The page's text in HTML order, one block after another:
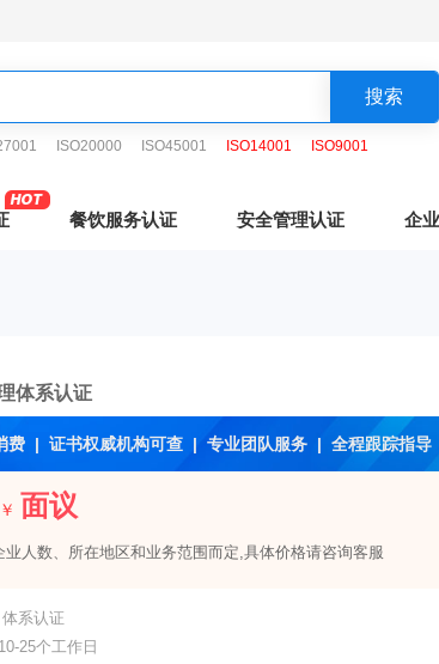
ISO20000 ISO45001 ISO14001 ISO9001
餐饮服务认证 安全管理认证 企
体系认证
费 | 证书权威机构可查 | 专业团队服务 | 全程跟踪指导
￥ 面议
业人数、所在地区和业务范围而定,具体价格请咨询客服
体系认证
10-25个工作日